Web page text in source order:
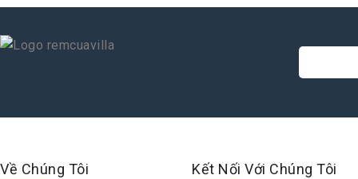
Về Chúng Tôi Kết Nối Với Chúng Tôi